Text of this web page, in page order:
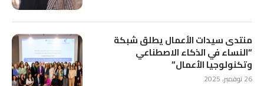
منتدى سيدات الأعمال يطلق شبكة
“النساء في الذكاء الاصطناعي
وتكنولوجيا الأعمال”
26 نوفمبر، 2025